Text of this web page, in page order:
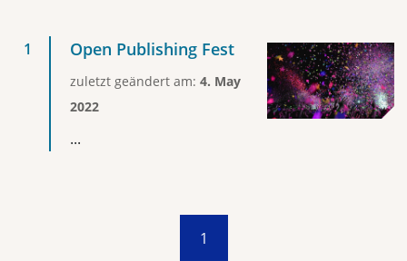
Open Publishing Fest
zuletzt geändert am: 4. May
2022
...
1